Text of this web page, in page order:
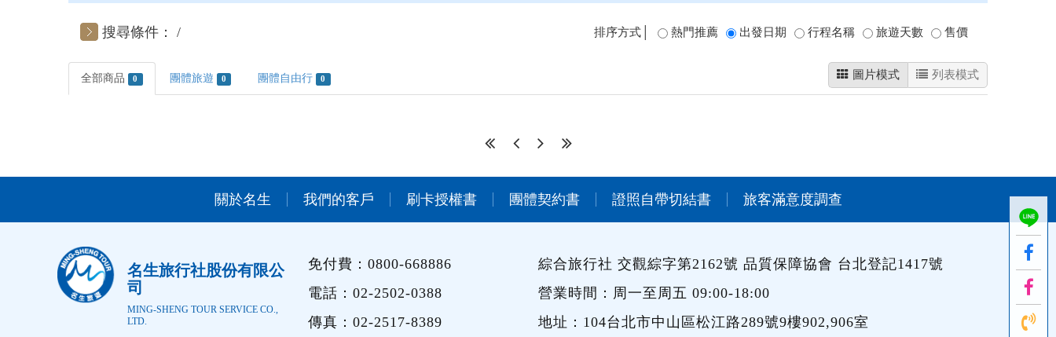
搜尋條件： 排序方式│ 熱門推薦 出發日期 行程名稱 旅遊天數 售價
全部商品 0 團體旅遊 0 團體自由行 0 圖片模式 列表模式
關於名生 我們的客戶 刷卡授權書 團體契約書 證照自帶切結書 旅客滿意度調查
名生旅行社股份有限公
司
MING-SHENG TOUR SERVICE CO.,
LTD.
免付費：0800-668886
電話：02-2502-0388
傳真：02-2517-8389
綜合旅行社 交觀綜字第2162號 品質保障協會 台北登記1417號
營業時間：周一至周五 09:00-18:00
地址：104台北市中山區松江路289號9樓902,906室